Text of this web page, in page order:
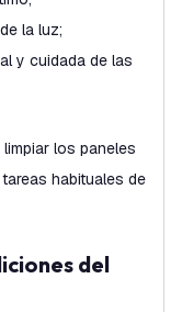
la luz;
y cuidada de las
los paneles
habituales de